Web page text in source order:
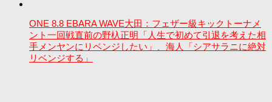
ONE 8.8 EBARA WAVE大田：フェザー級キックトーナメ
ント一回戦直前の野杁正明「人生で初めて引退を考えた相
手メンヤンにリベンジしたい」、海人「シアサラニに絶対
リベンジする」